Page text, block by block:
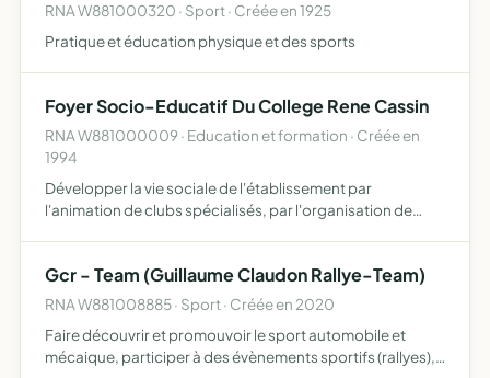
RNA W881000320 · Sport · Créée en 1925
Pratique et éducation physique et des sports
Foyer Socio-Educatif Du College Rene Cassin
RNA W881000009 · Education et formation · Créée en
1994
Développer la vie sociale de l'établissement par
l'animation de clubs spécialisés, par l'organisation de
Gcr - Team (Guillaume Claudon Rallye-Team)
RNA W881008885 · Sport · Créée en 2020
Faire découvrir et promouvoir le sport automobile et
mécaique, participer à des évènements sportifs (rallyes),